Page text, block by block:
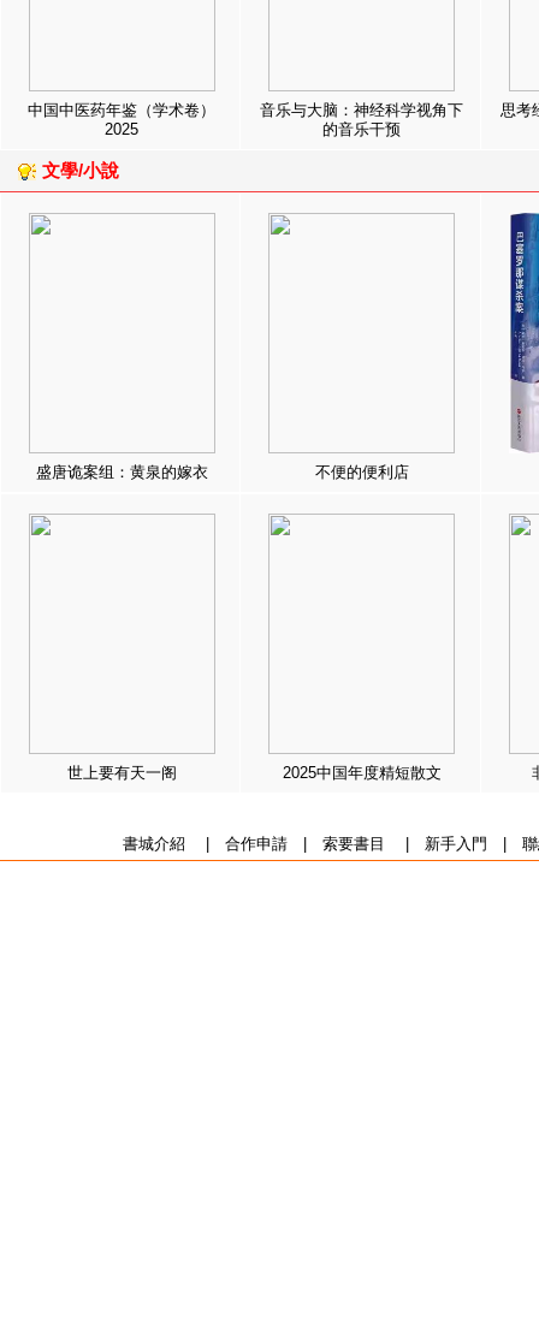
中国中医药年鉴（学术卷）
2025
音乐与大脑：神经科学视角下
的音乐干预
思考
文學/小說
盛唐诡案组：黄泉的嫁衣 不便的便利店
世上要有天一阁 2025中国年度精短散文
書城介紹 合作申請| 索要書目 新手入門